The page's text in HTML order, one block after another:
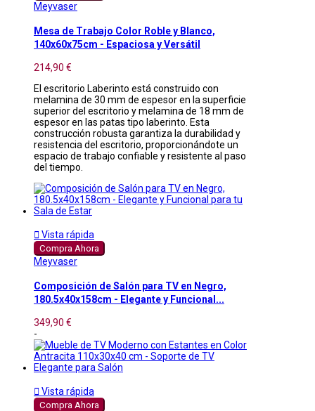
Meyvaser
Mesa de Trabajo Color Roble y Blanco,
140x60x75cm - Espaciosa y Versátil
214,90 €
El escritorio Laberinto está construido con
melamina de 30 mm de espesor en la superficie
superior del escritorio y melamina de 18 mm de
espesor en las patas tipo laberinto. Esta
construcción robusta garantiza la durabilidad y
resistencia del escritorio, proporcionándote un
espacio de trabajo confiable y resistente al paso
del tiempo.
 Vista rápida
Compra Ahora
Meyvaser
Composición de Salón para TV en Negro,
180.5x40x158cm - Elegante y Funcional...
349,90 €
-
 Vista rápida
Compra Ahora